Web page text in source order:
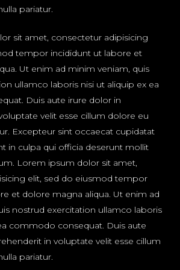
pariatur.
sit amet, consectetur adipisicing
tempor incididunt ut labore et
Ut enim ad minim veniam, quis
ullamco laboris nisi ut aliquip ex ea
Duis aute irure dolor in
velit esse cillum dolore eu
Excepteur sint occaecat cupidatat
in culpa qui officia deserunt mollit
Lorem ipsum dolor sit amet,
elit, sed do eiusmod tempor
et dolore magna aliqua. Ut enim ad
nostrud exercitation ullamco laboris
commodo consequat. Duis aute
in voluptate velit esse cillum
pariatur.